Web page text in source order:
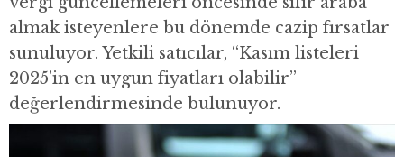
almak isteyenlere bu dönemde cazip fırsatlar
sunuluyor. Yetkili satıcılar, “Kasım listeleri
2025’in en uygun fiyatları olabilir”
değerlendirmesinde bulunuyor.